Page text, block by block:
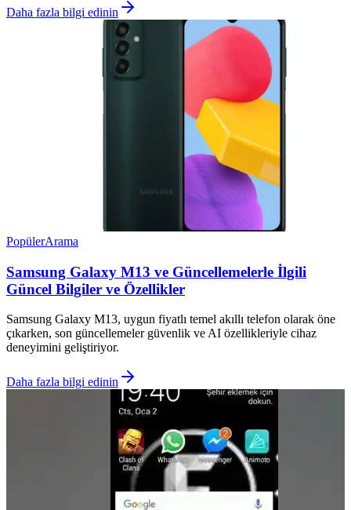
Daha fazla bilgi edinin
PopülerArama
Samsung Galaxy M13 ve Güncellemelerle İlgili
Güncel Bilgiler ve Özellikler
Samsung Galaxy M13, uygun fiyatlı temel akıllı telefon olarak öne
çıkarken, son güncellemeler güvenlik ve AI özellikleriyle cihaz
deneyimini geliştiriyor.
Daha fazla bilgi edinin